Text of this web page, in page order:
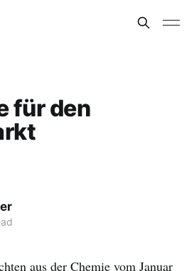
für den
aus der Chemie vom Januar